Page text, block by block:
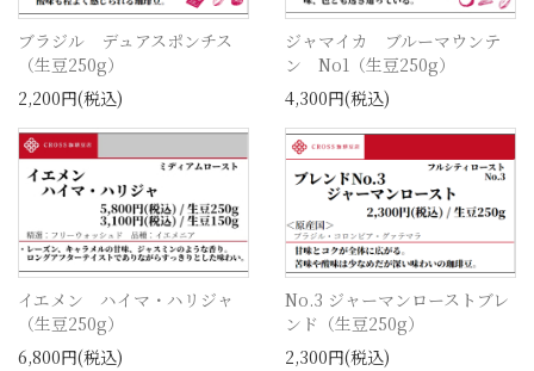
ブラジル デュアスポンチス
（生豆250g）
2,200円(税込)
ジャマイカ ブルーマウンテ
ン No1（生豆250g）
4,300円(税込)
イエメン ハイマ・ハリジャ
（生豆250g）
6,800円(税込)
No.3 ジャーマンローストブレ
ンド（生豆250g）
2,300円(税込)